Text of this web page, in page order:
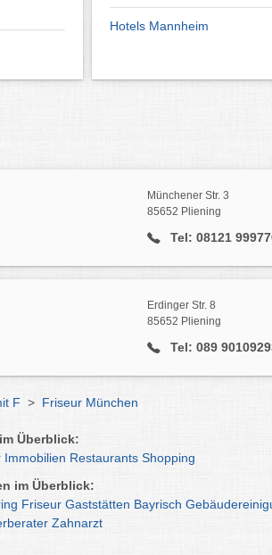
Hotels Mannheim
Münchener Str. 3
85652 Pliening
Tel: 08121
Erdinger Str. 8
85652 Pliening
Tel: 089
F > Friseur München
Überblick:
Immobilien Restaurants Shopping
im Überblick:
Friseur Gaststätten Bayrisch
Zahnarzt